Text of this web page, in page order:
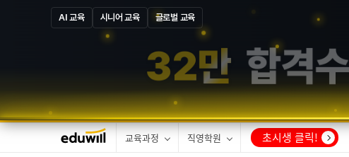
AI 교육 시니어 교육 글로벌 교육
13만 합격
교육과정 직영학원 초시생 클릭!